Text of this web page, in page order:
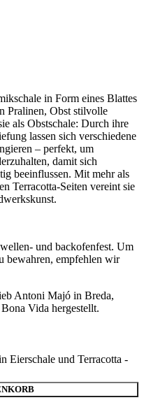
in Form eines Blattes
Pralinen, Obst stilvolle
als Obstschale: Durch ihre
lassen sich verschiedene
– perfekt, um
damit sich
beeinflussen. Mit mehr als
Terracotta-Seiten vereint sie
und backofenfest. Um
bewahren, empfehlen wir
Antoni Majó in Breda,
Vida hergestellt.
Eierschale und Terracotta -